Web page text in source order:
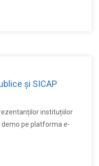
și SICAP
instituțiilor
demo pe platforma e-